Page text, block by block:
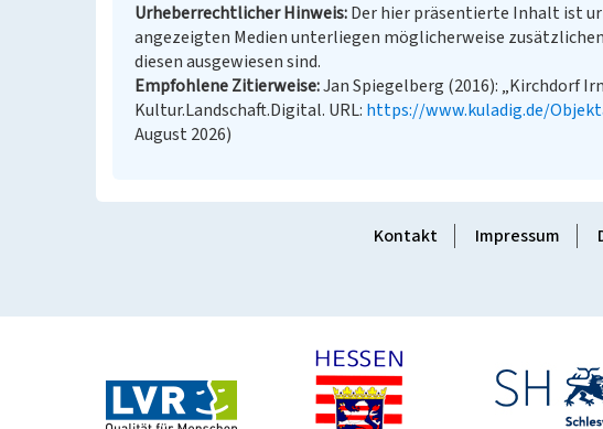
Urheberrechtlicher Hinweis Der hier präsentierte Inhalt ist
angezeigten Medien unterliegen möglicherweise
diesen ausgewiesen sind.
Empfohlene Zitierweise Jan Spiegelberg (2016): „Kirchdorf
Kultur.Landschaft.Digital. URL: https://www.kuladig.de/
August 2026)
Kontakt Impressum